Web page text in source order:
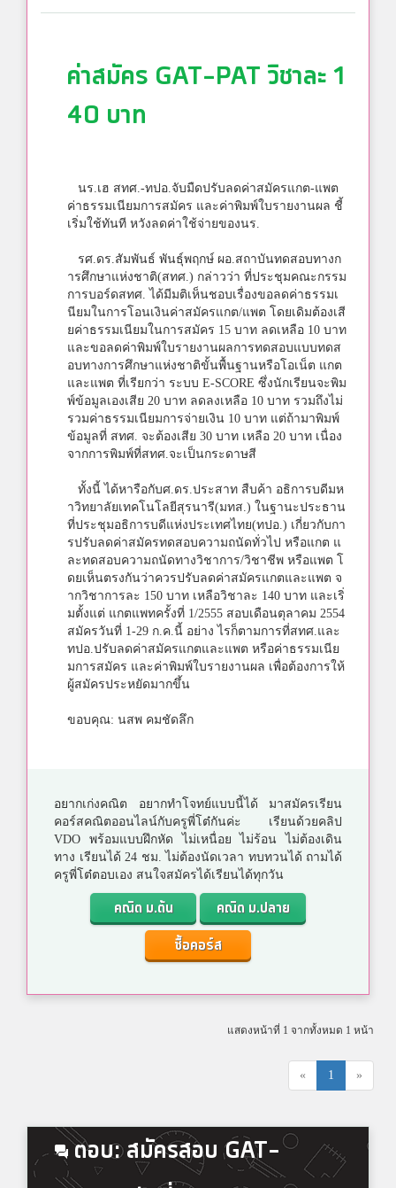
ค่าสมัคร GAT-PAT วิชาละ 1
40 บาท
นร.เฮ สทศ.-ทปอ.จับมืดปรับลดค่าสมัครแกต-แพต
ค่าธรรมเนียมการสมัคร และค่าพิมพ์ใบรายงานผล ชี้
เริ่มใช้ทันที หวังลดค่าใช้จ่ายของนร.
รศ.ดร.สัมพันธ์ พันธุ์พฤกษ์ ผอ.สถาบันทดสอบทางก
ารศึกษาแห่งชาติ(สทศ.) กล่าวว่า ที่ประชุมคณะกรรม
การบอร์ดสทศ. ได้มีมติเห็นชอบเรื่องขอลดค่าธรรมเ
นียมในการโอนเงินค่าสมัครแกต/แพต โดยเดิมต้องเสี
ยค่าธรรมเนียมในการสมัคร 15 บาท ลดเหลือ 10 บาท
และขอลดค่าพิมพ์ใบรายงานผลการทดสอบแบบทดส
อบทางการศึกษาแห่งชาติขั้นพื้นฐานหรือโอเน็ต แกต
และแพต ที่เรียกว่า ระบบ E-SCORE ซึ่งนักเรียนจะพิม
พ์ข้อมูลเองเสีย 20 บาท ลดลงเหลือ 10 บาท รวมถึงไม่
รวมค่าธรรมเนียมการจ่ายเงิน 10 บาท แต่ถ้ามาพิมพ์
ข้อมูลที่ สทศ. จะต้องเสีย 30 บาท เหลือ 20 บาท เนื่อง
จากการพิมพ์ที่สทศ.จะเป็นกระดาษสี
ทั้งนี้ ได้หารือกับศ.ดร.ประสาท สืบค้า อธิการบดีมห
าวิทยาลัยเทคโนโลยีสุรนารี(มทส.) ในฐานะประธาน
ที่ประชุมอธิการบดีแห่งประเทศไทย(ทปอ.) เกี่ยวกับกา
รปรับลดค่าสมัครทดสอบความถนัดทั่วไป หรือแกต แ
ละทดสอบความถนัดทางวิชาการ/วิชาชีพ หรือแพต โ
ดยเห็นตรงกันว่าควรปรับลดค่าสมัครแกตและแพต จ
ากวิชาการละ 150 บาท เหลือวิชาละ 140 บาท และเริ่
มตั้งแต่ แกตแพทครั้งที่ 1/2555 สอบเดือนตุลาคม 2554
สมัครวันที่ 1-29 ก.ค.นี้ อย่าง ไรก็ตามการที่สทศ.และ
ทปอ.ปรับลดค่าสมัครแกตและแพต หรือค่าธรรมเนีย
มการสมัคร และค่าพิมพ์ใบรายงานผล เพื่อต้องการให้
ผู้สมัครประหยัดมากขึ้น
ขอบคุณ: นสพ คมชัดลึก
อยากเก่งคณิต อยากทำโจทย์แบบนี้ได้ มาสมัครเรียน
คอร์สคณิตออนไลน์กับครูพี่โต๋กันค่ะ เรียนด้วยคลิป
VDO พร้อมแบบฝึกหัด ไม่เหนื่อย ไม่ร้อน ไม่ต้องเดิน
ทาง เรียนได้ 24 ชม. ไม่ต้องนัดเวลา ทบทวนได้ ถามได้
ครูพี่โต๋ตอบเอง สนใจสมัครได้เรียนได้ทุกวัน
คณิต ม.ต้น
คณิต ม.ปลาย
ซื้อคอร์ส
แสดงหน้าที่ 1 จากทั้งหมด 1 หน้า
« 1 »
ตอบ: สมัครสอบ GAT-